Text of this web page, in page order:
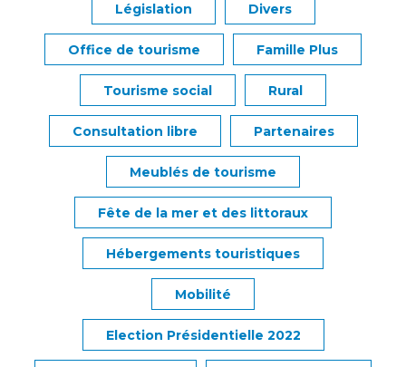
Législation Divers
Office de tourisme Famille Plus
Tourisme social Rural
Consultation libre Partenaires
Meublés de tourisme
Fête de la mer et des littoraux
Hébergements touristiques
Mobilité
Election Présidentielle 2022